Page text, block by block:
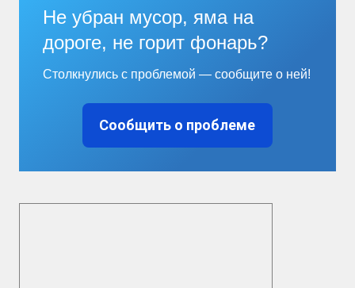
Не убран мусор, яма на
дороге, не горит фонарь?
Столкнулись с проблемой — сообщите о ней!
Сообщить о проблеме